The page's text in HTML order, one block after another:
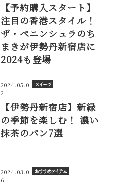
【予約購入スタート】
注目の香港スタイル！
ザ・ペニンシュラのち
まきが伊勢丹新宿店に
2024も登場
2024.05.0
2
スイーツ
【伊勢丹新宿店】新緑
の季節を楽しむ！ 濃い
抹茶のパン7選
2024.03.0
6
おすすめアイテム